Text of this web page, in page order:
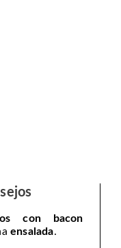
con bacon
ensalada.